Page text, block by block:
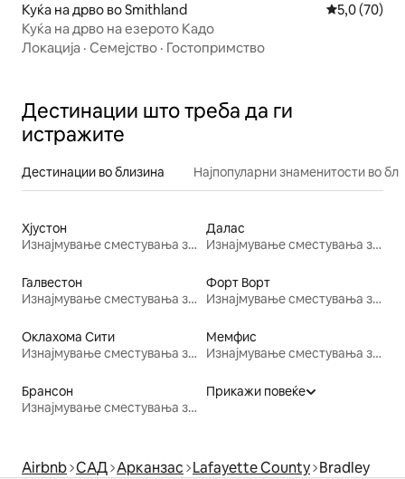
Куќа на дрво во Smithland Просечна
5,0 (70)
Куќа на дрво на езерото Кадо
Локација · Семејство · Гостопримство
Дестинации што треба да ги
истражите
Дестинации во близина Најпопуларни знаменитости во
Хјустон
Изнајмување сместувања за одмор
Далас
Изнајмување сместувања за одмор
Галвестон
Изнајмување сместувања за одмор
Форт Ворт
Изнајмување сместувања за одмор
Оклахома Сити
Изнајмување сместувања за одмор
Мемфис
Изнајмување сместувања за одмор
Брансон
Изнајмување сместувања за одмор
Прикажи повеќе
Airbnb САД Арканзас Lafayette County Bradley